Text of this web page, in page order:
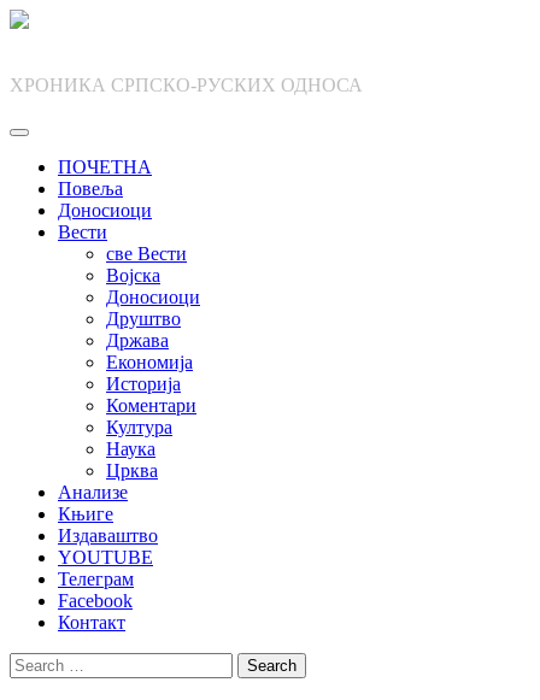
Skip
ХРОНИКА СРПСКО-РУСКИХ ОДНОСА
ПОЧЕТНА
Повеља
Доносиоци
Вести
све Вести
Војска
Доносиоци
Друштво
Држава
Економија
Историја
Коментари
Култура
Наука
Црква
Анализе
Књиге
Издаваштво
YOUTUBE
Телеграм
Facebook
Контакт
Search
for: